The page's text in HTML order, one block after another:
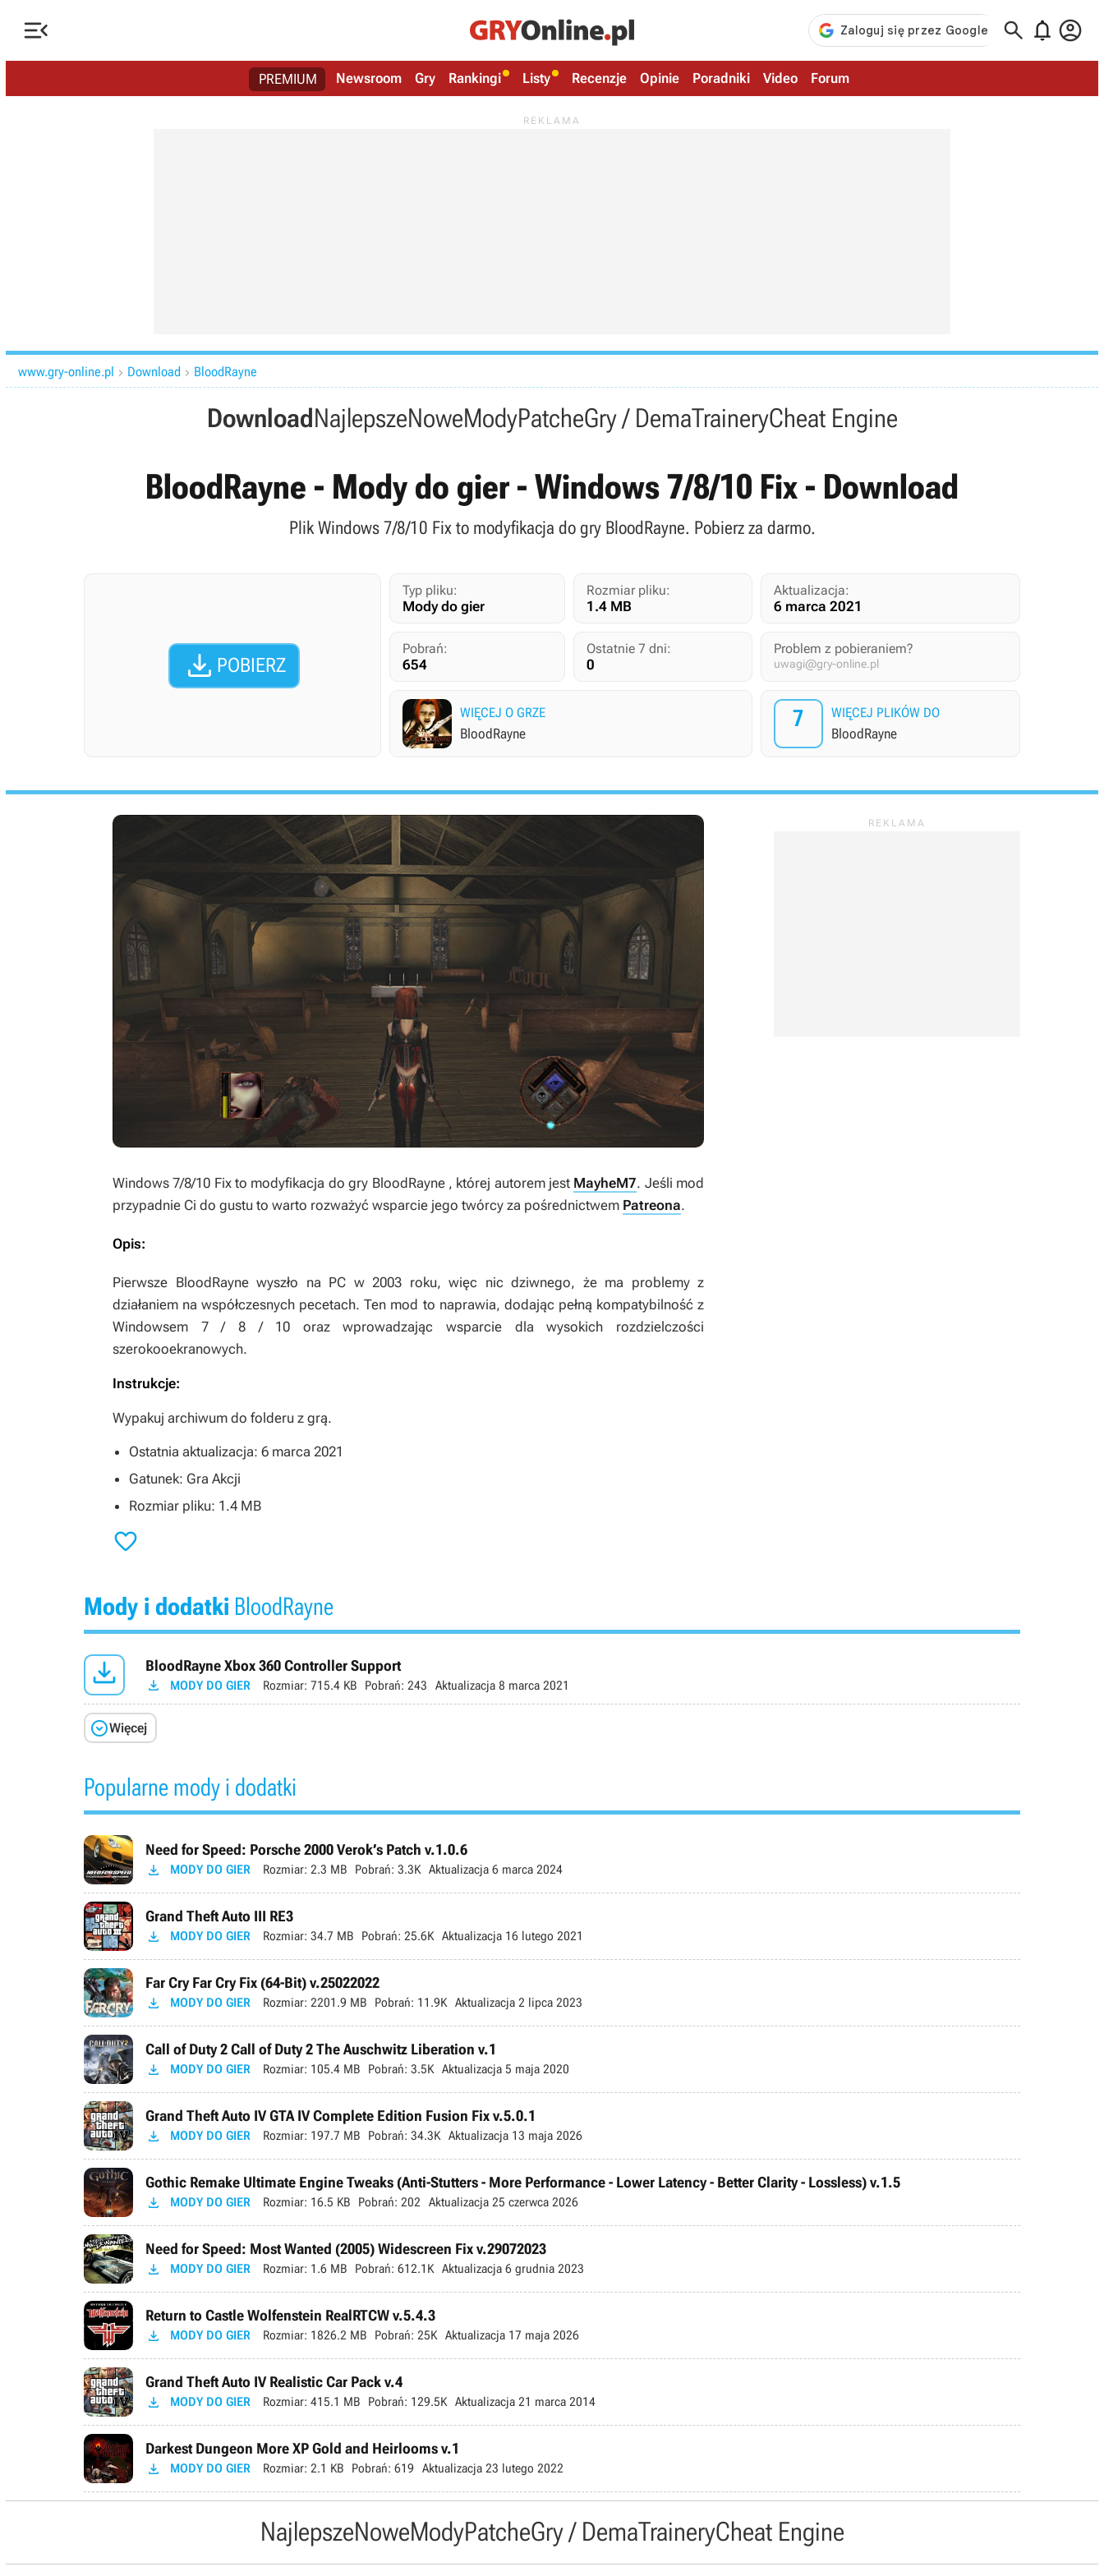
   
PREMIUM Newsroom Gry Rankingi Listy Recenzje Opinie Poradniki Video Forum
www.gry-online.pl  Download  BloodRayne
DownloadNajlepszeNoweModyPatcheGry / DemaTraineryCheat Engine
BloodRayne - Mody do gier - Windows 7/8/10 Fix - Download
Plik Windows 7/8/10 Fix to modyfikacja do gry BloodRayne. Pobierz za darmo.
 POBIERZ
Typ pliku:
Mody do gier
Rozmiar pliku:
1.4 MB
Aktualizacja:
6 marca 2021
Pobrań:
654
Ostatnie 7 dni:
0
Problem z pobieraniem?
uwagi@gry-online.pl
WIĘCEJ O GRZE
BloodRayne
7 WIĘCEJ PLIKÓW DO
BloodRayne
Windows 7/8/10 Fixto modyfikacja do gry BloodRayne , której autorem jest MayheM7. Jeśli mod
przypadnie Ci do gustu to warto rozważyć wsparcie jego twórcy za pośrednictwem Patreona.
Opis:
Pierwsze BloodRayne wyszło na PC w 2003 roku, więc nic dziwnego, że ma problemy z
działaniem na współczesnych pecetach. Ten mod to naprawia, dodając pełną kompatybilność z
Windowsem 7 / 8 / 10 oraz wprowadzając wsparcie dla wysokich rozdzielczości
szerokooekranowych.
Instrukcje:
Wypakuj archiwum do folderu z grą.
Ostatnia aktualizacja: 6 marca 2021
Gatunek: Gra Akcji
Rozmiar pliku: 1.4 MB

Mody i dodatki BloodRayne
 BloodRayne Xbox 360 Controller Support
 MODY DO GIER Rozmiar: 715.4 KB Pobrań: 243 Aktualizacja 8 marca 2021
Więcej
Popularne mody i dodatki
Need for Speed: Porsche 2000 Verok’s Patch v.1.0.6
 MODY DO GIER Rozmiar: 2.3 MB Pobrań: 3.3K Aktualizacja 6 marca 2024
Grand Theft Auto III RE3
 MODY DO GIER Rozmiar: 34.7 MB Pobrań: 25.6K Aktualizacja 16 lutego 2021
Far Cry Far Cry Fix (64-Bit) v.25022022
 MODY DO GIER Rozmiar: 2201.9 MB Pobrań: 11.9K Aktualizacja 2 lipca 2023
Call of Duty 2 Call of Duty 2 The Auschwitz Liberation v.1
 MODY DO GIER Rozmiar: 105.4 MB Pobrań: 3.5K Aktualizacja 5 maja 2020
Grand Theft Auto IV GTA IV Complete Edition Fusion Fix v.5.0.1
 MODY DO GIER Rozmiar: 197.7 MB Pobrań: 34.3K Aktualizacja 13 maja 2026
Gothic Remake Ultimate Engine Tweaks (Anti-Stutters - More Performance - Lower Latency - Better Clarity - Lossless) v.1.5
 MODY DO GIER Rozmiar: 16.5 KB Pobrań: 202 Aktualizacja 25 czerwca 2026
Need for Speed: Most Wanted (2005) Widescreen Fix v.29072023
 MODY DO GIER Rozmiar: 1.6 MB Pobrań: 612.1K Aktualizacja 6 grudnia 2023
Return to Castle Wolfenstein RealRTCW v.5.4.3
 MODY DO GIER Rozmiar: 1826.2 MB Pobrań: 25K Aktualizacja 17 maja 2026
Grand Theft Auto IV Realistic Car Pack v.4
 MODY DO GIER Rozmiar: 415.1 MB Pobrań: 129.5K Aktualizacja 21 marca 2014
Darkest Dungeon More XP Gold and Heirlooms v.1
 MODY DO GIER Rozmiar: 2.1 KB Pobrań: 619 Aktualizacja 23 lutego 2022
NajlepszeNoweModyPatcheGry / DemaTraineryCheat Engine